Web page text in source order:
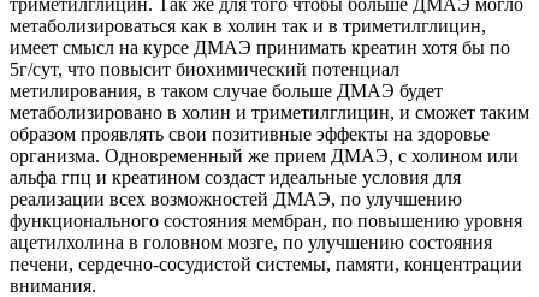
метаболизироваться как в холин так и в триметилглицин,
имеет смысл на курсе ДМАЭ принимать креатин хотя бы по
5г/сут, что повысит биохимический потенциал
метилирования, в таком случае больше ДМАЭ будет
метаболизировано в холин и триметилглицин, и сможет таким
образом проявлять свои позитивные эффекты на здоровье
организма. Одновременный же прием ДМАЭ, с холином или
альфа гпц и креатином создаст идеальные условия для
реализации всех возможностей ДМАЭ, по улучшению
функционального состояния мембран, по повышению уровня
ацетилхолина в головном мозге, по улучшению состояния
печени, сердечно-сосудистой системы, памяти, концентрации
внимания.